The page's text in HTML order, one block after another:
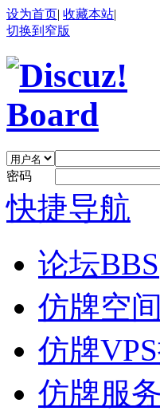
设为首页| 收藏本站|
切换到窄版
密码
快捷导航
论坛BBS
仿牌空
仿牌
仿牌服